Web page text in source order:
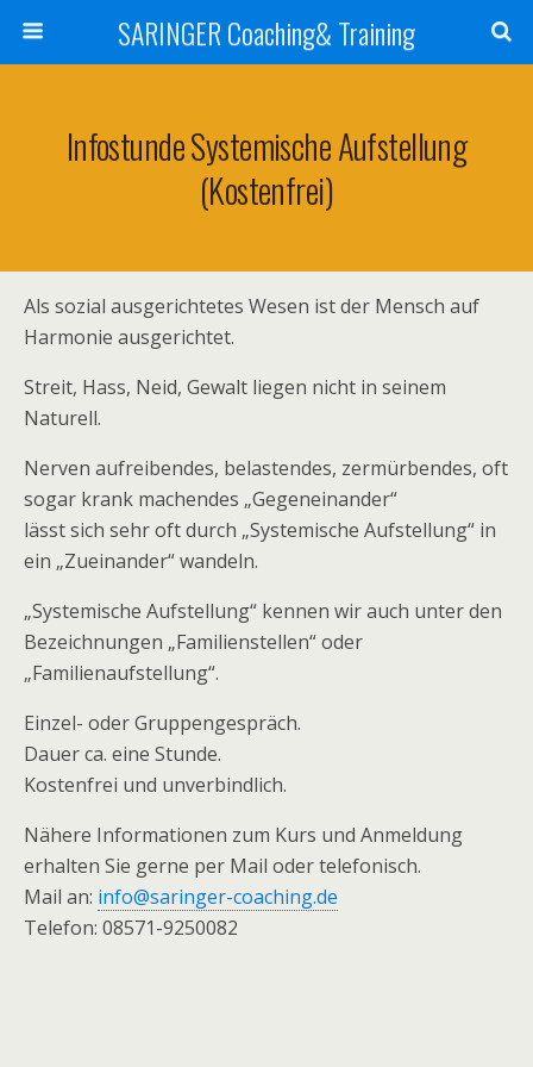
SARINGER Coaching& Training
Infostunde Systemische Aufstellung
(kostenfrei)
Als sozial ausgerichtetes Wesen ist der Mensch auf
Harmonie ausgerichtet.
Streit, Hass, Neid, Gewalt liegen nicht in seinem
Naturell.
Nerven aufreibendes, belastendes, zermürbendes, oft
sogar krank machendes „Gegeneinander“
lässt sich sehr oft durch „Systemische Aufstellung“ in
ein „Zueinander“ wandeln.
„Systemische Aufstellung“ kennen wir auch unter den
Bezeichnungen „Familienstellen“ oder
„Familienaufstellung“.
Einzel- oder Gruppengespräch.
Dauer ca. eine Stunde.
Kostenfrei und unverbindlich.
Nähere Informationen zum Kurs und Anmeldung
erhalten Sie gerne per Mail oder telefonisch.
Mail an: info@saringer-coaching.de
Telefon: 08571-9250082